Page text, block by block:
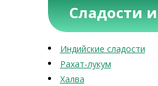
Сладости
Индийские сладости
Рахат-лукум
Халва